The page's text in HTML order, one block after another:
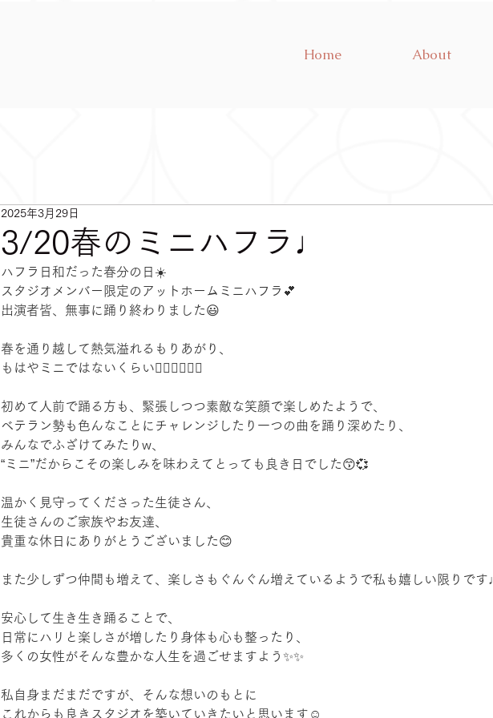
Home About
3/20春のミニハフラ♩
2025年3月29日
ハフラ日和だった春分の日☀️
スタジオメンバー限定のアットホームミニハフラ💕
出演者皆、無事に踊り終わりました😃
春を通り越して熱気溢れるもりあがり、
もはやミニではないくらい❤️‍🔥❤️‍🔥❤️‍🔥
初めて人前で踊る方も、緊張しつつ素敵な笑顔で楽しめたようで、
ベテラン勢も色んなことにチャレンジしたり一つの曲を踊り深めたり、
みんなでふざけてみたりw、
“ミニ”だからこその楽しみを味わえてとっても良き日でした😙💞
温かく見守ってくださった生徒さん、
生徒さんのご家族やお友達、
貴重な休日にありがとうございました😊
また少しずつ仲間も増えて、楽しさもぐんぐん増えているようで私も嬉しい限りで
安心して生き生き踊ることで、
日常にハリと楽しさが増したり身体も心も整ったり、
多くの女性がそんな豊かな人生を過ごせますよう✨✨
私自身まだまだですが、そんな想いのもとに
これからも良きスタジオを築いていきたいと思います☺️